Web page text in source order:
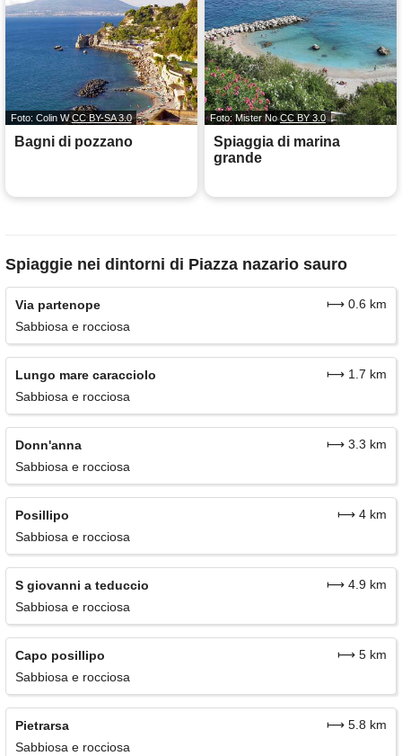
Foto: Colin WCC BY-SA 3.0
Bagni di pozzano
Foto: Mister NoCC BY 3.0
Spiaggia di marina
grande
Spiaggie nei dintorni di Piazza nazario sauro
Via partenope
⟼ 0.6 km
Sabbiosa e rocciosa
Lungo mare caracciolo
⟼ 1.7 km
Sabbiosa e rocciosa
Donn'anna
⟼ 3.3 km
Sabbiosa e rocciosa
Posillipo
⟼ 4 km
Sabbiosa e rocciosa
S giovanni a teduccio
⟼ 4.9 km
Sabbiosa e rocciosa
Capo posillipo
⟼ 5 km
Sabbiosa e rocciosa
Pietrarsa
⟼ 5.8 km
Sabbiosa e rocciosa